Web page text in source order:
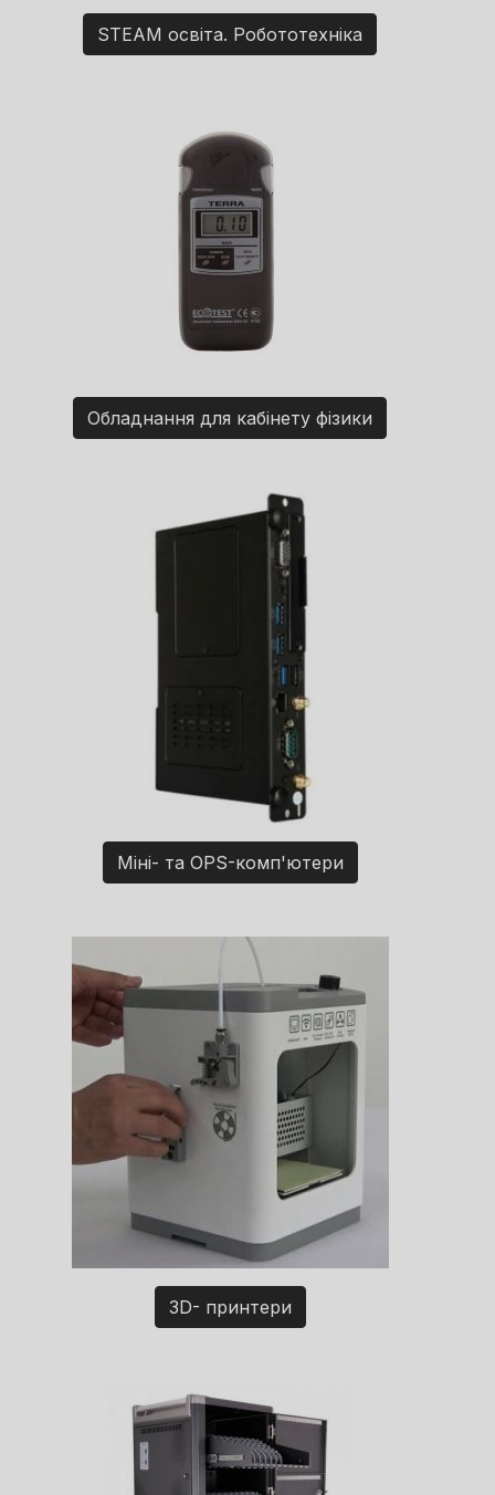
STEAM освіта. Робототехніка
Обладнання для кабінету фізики
Міні- та OPS-комп'ютери
3D- принтери